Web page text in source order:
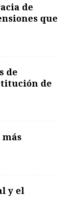
de
que
de
de
y el